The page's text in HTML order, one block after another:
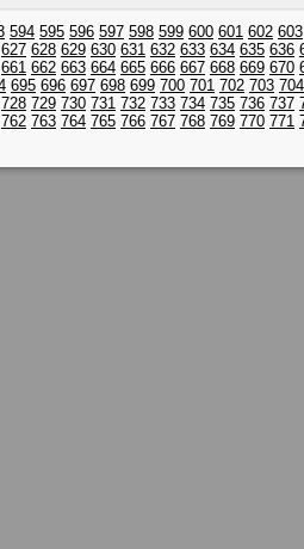
594 595 596 597 598 599 600 601 602 603
627 628 629 630 631 632 633 634 635 636
661 662 663 664 665 666 667 668 669 670
695 696 697 698 699 700 701 702 703 704
728 729 730 731 732 733 734 735 736 737
762 763 764 765 766 767 768 769 770 771